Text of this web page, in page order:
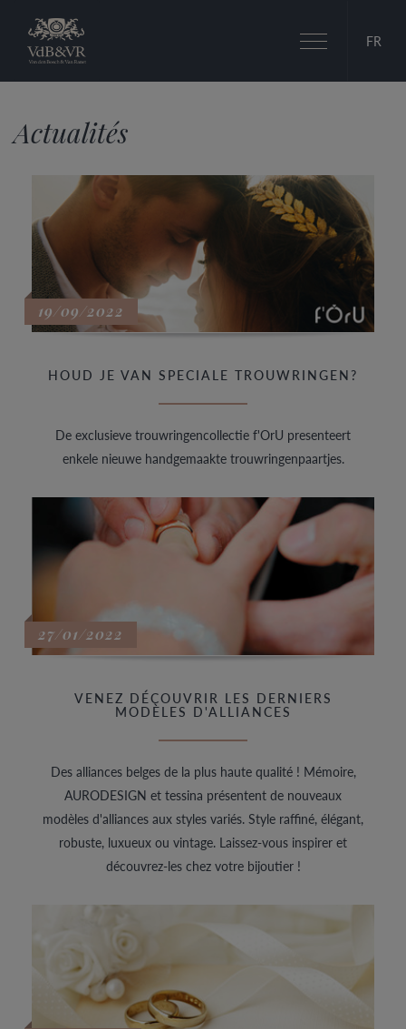
FR
Basculer
la
Actualités
19/09/2022
HOUD JE VAN SPECIALE TROUWRINGEN?
De exclusieve trouwringencollectie f'OrU presenteert
enkele nieuwe handgemaakte trouwringenpaartjes.
27/01/2022
VENEZ DÉCOUVRIR LES DERNIERS
MODÈLES D'ALLIANCES
Des alliances belges de la plus haute qualité ! Mémoire,
AURODESIGN et tessina présentent de nouveaux
modèles d'alliances aux styles variés. Style raffiné, élégant,
robuste, luxueux ou vintage. Laissez-vous inspirer et
découvrez-les chez votre bijoutier !